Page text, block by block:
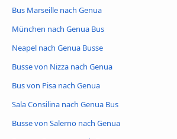
Bus Marseille nach Genua
München nach Genua Bus
Neapel nach Genua Busse
Busse von Nizza nach Genua
Bus von Pisa nach Genua
Sala Consilina nach Genua Bus
Busse von Salerno nach Genua